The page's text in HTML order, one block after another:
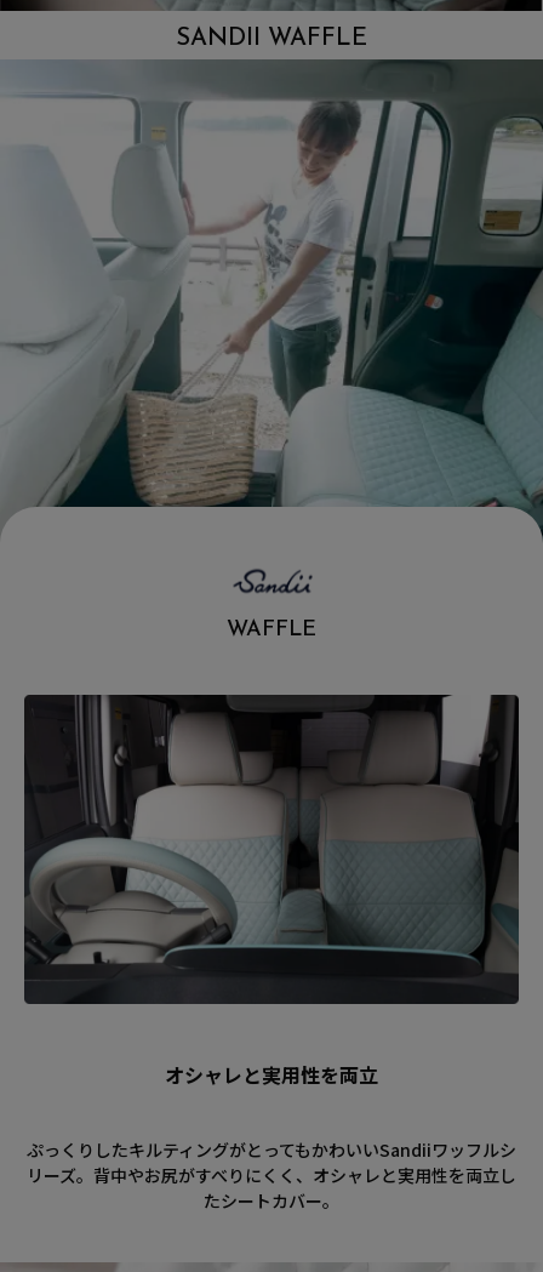
SANDII WAFFLE
WAFFLE
オシャレと実用性を両立
ぷっくりしたキルティングがとってもかわいいSandiiワッフルシ
リーズ。背中やお尻がすべりにくく、オシャレと実用性を両立し
たシートカバー。